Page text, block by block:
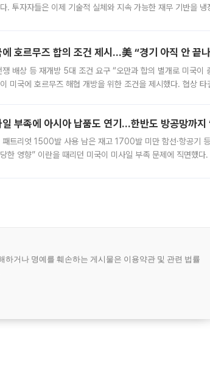
. 투자자들은 이제 기술적 실체와 지속 가능한 재무 기반을
에 호르무즈 합의 조건 제시…美 “경기 아직 안 끝
쟁 배상 등 재개방 5대 조건 요구 “오만과 합의 별개로 미국이
미국에 호르무즈 해협 개방을 위한 조건을 제시했다. 협상
일 부족에 아시아 납품도 연기…한반도 방공망까지
패트리엇 1500발 사용 남은 재고 1700발 미만 함선·항공기 등
한 영향” 이란을 때리던 미국이 미사일 부족 문제에 직면했